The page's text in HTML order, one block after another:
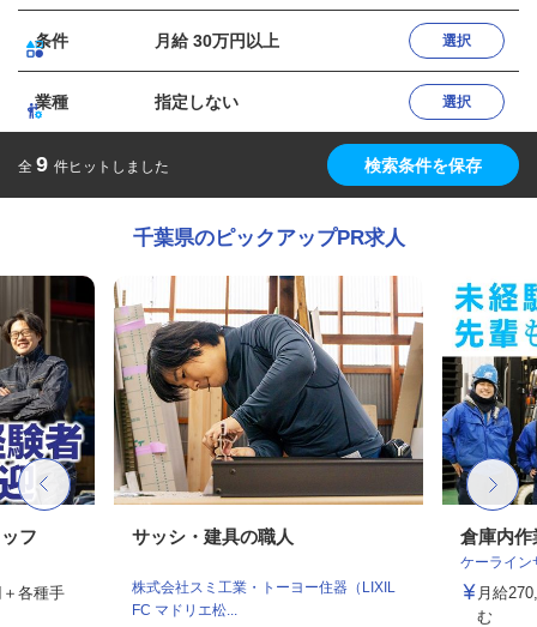
条件 月給 30万円以上 選択
業種 指定しない 選択
全 9 件ヒットしました 検索条件を保存
千葉県のピックアップPR求人
フ
各種手
サッシ・建具の職人
株式会社スミ工業・トーヨー住器（LIXIL
FC マドリエ松...
倉庫内作
ケーライ
月給
む